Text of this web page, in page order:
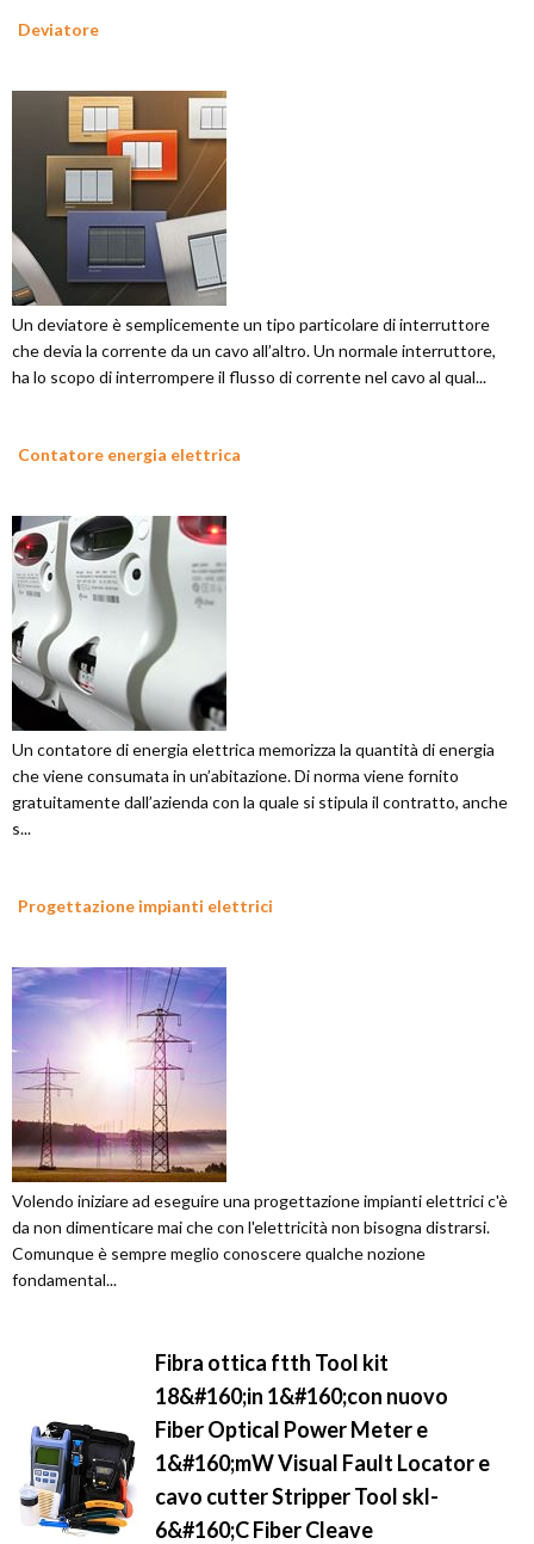
Deviatore
Un deviatore è semplicemente un tipo particolare di interruttore
che devia la corrente da un cavo all’altro. Un normale interruttore,
ha lo scopo di interrompere il flusso di corrente nel cavo al qual...
Contatore energia elettrica
Un contatore di energia elettrica memorizza la quantità di energia
che viene consumata in un’abitazione. Di norma viene fornito
gratuitamente dall’azienda con la quale si stipula il contratto, anche
s...
Progettazione impianti elettrici
Volendo iniziare ad eseguire una progettazione impianti elettrici c'è
da non dimenticare mai che con l'elettricità non bisogna distrarsi.
Comunque è sempre meglio conoscere qualche nozione
fondamental...
Fibra ottica ftth Tool kit
18&#160;in 1&#160;con nuovo
Fiber Optical Power Meter e
1&#160;mW Visual Fault Locator e
cavo cutter Stripper Tool skl-
6&#160;C Fiber Cleave